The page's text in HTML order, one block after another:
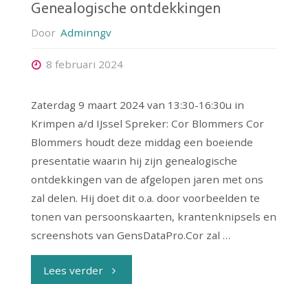
GensDataPro"
Genealogische ontdekkingen
Door Adminngv
8 februari 2024
Zaterdag 9 maart 2024 van 13:30-16:30u in
Krimpen a/d IJssel Spreker: Cor Blommers Cor
Blommers houdt deze middag een boeiende
presentatie waarin hij zijn genealogische
ontdekkingen van de afgelopen jaren met ons
zal delen. Hij doet dit o.a. door voorbeelden te
tonen van persoonskaarten, krantenknipsels en
screenshots van GensDataPro.Cor zal …
Lees verder"Genealogische